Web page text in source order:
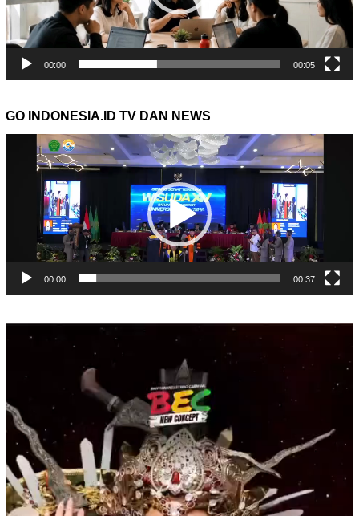
00:00 00:05
GO INDONESIA.ID TV DAN NEWS
Pemutar
00:00 00:37